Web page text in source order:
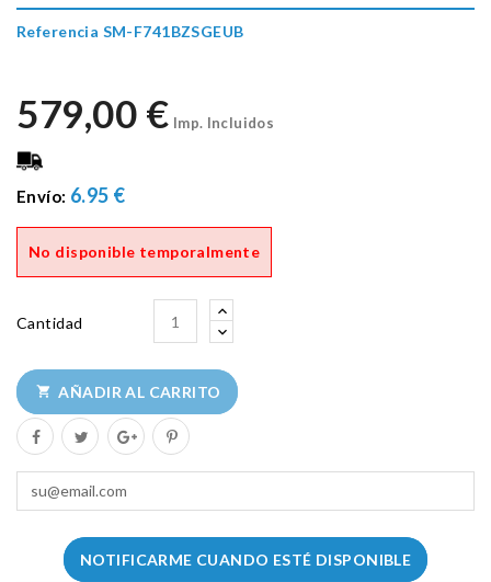
Referencia SM-F741BZSGEUB
579,00 € Imp. Incluidos
Envío: 6.95 €
No disponible temporalmente
Cantidad
 AÑADIR AL CARRITO
NOTIFICARME CUANDO ESTÉ DISPONIBLE